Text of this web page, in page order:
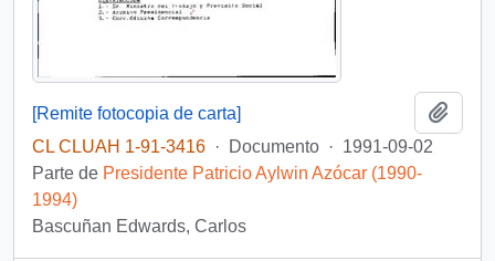
[Remite fotocopia de carta]
CL CLUAH 1-91-3416 · Documento · 1991-09-02
Parte de Presidente Patricio Aylwin Azócar (1990-
1994)
Bascuñan Edwards, Carlos